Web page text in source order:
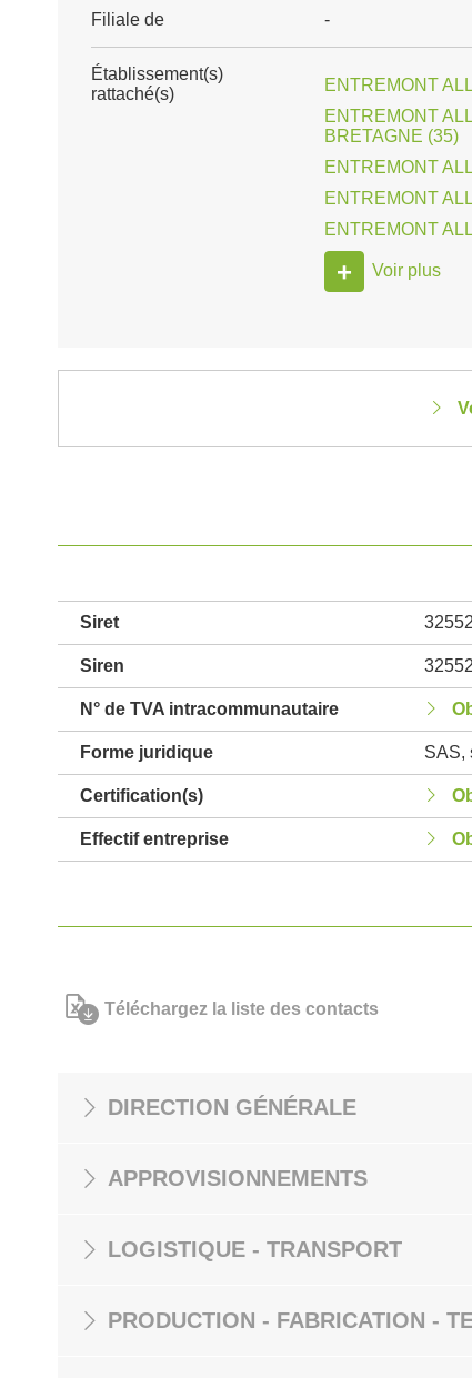
Filiale de -
Établissement(s)
rattaché(s)
ENTREMONT
ENTREMONT
BRETAGNE (35)
ENTREMONT
ENTREMONT
ENTREMONT
+ Voir plus
Siret
Siren
N° de TVA intracommunautaire
Forme juridique SAS,
Certification(s)
Effectif entreprise
Téléchargez la liste des contacts
DIRECTION GÉNÉRALE
APPROVISIONNEMENTS
LOGISTIQUE - TRANSPORT
PRODUCTION - FABRICATION -